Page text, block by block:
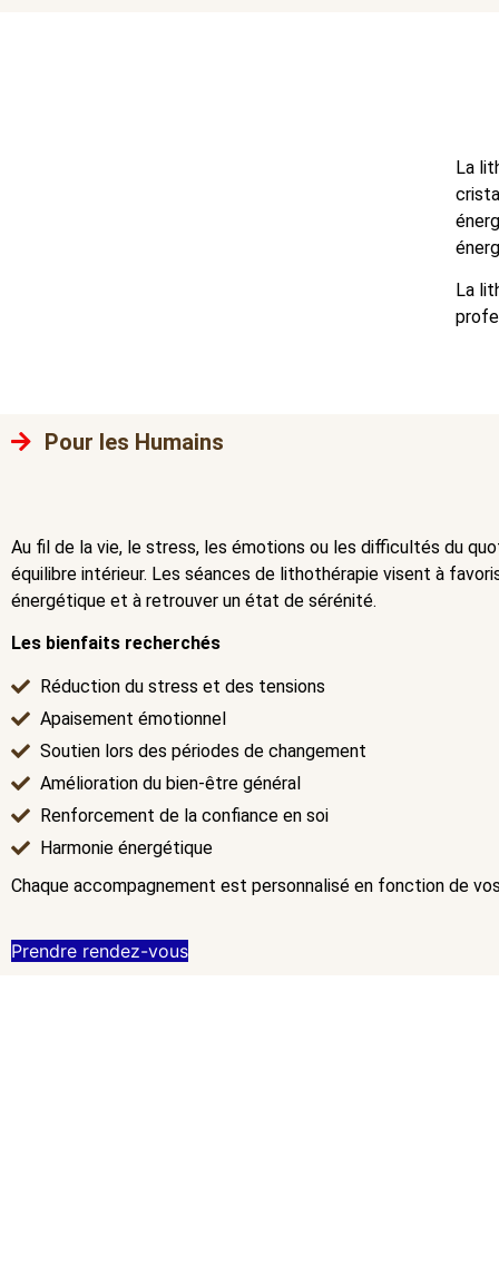
La
La
Pour les Humains
Au fil de la vie, le stress, les émotions ou les difficultés du
équilibre intérieur. Les séances de lithothérapie visent à
énergétique et à retrouver un état de sérénité.
Les bienfaits recherchés
Réduction du stress et des tensions
Apaisement émotionnel
Soutien lors des périodes de changement
Amélioration du bien-être général
Renforcement de la confiance en soi
Harmonie énergétique
Chaque accompagnement est personnalisé en fonction de
Prendre rendez-vous